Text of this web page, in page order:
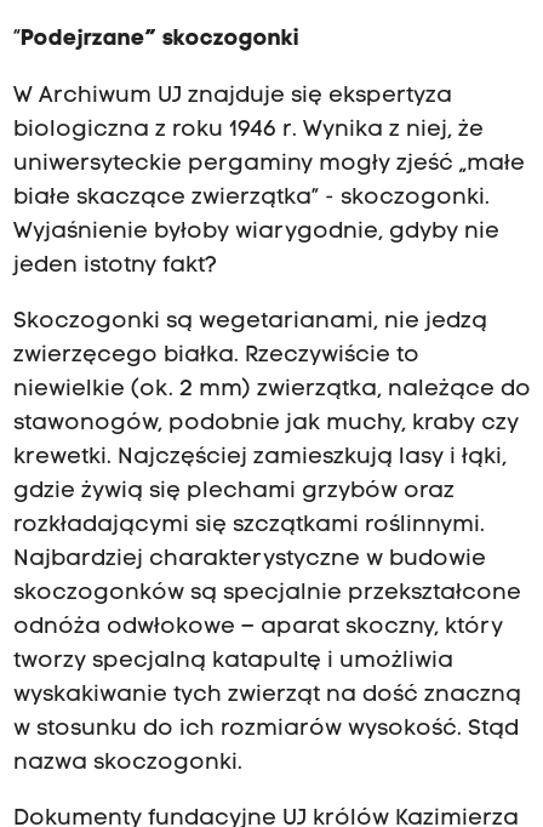
“Podejrzane” skoczogonki
W Archiwum UJ znajduje się ekspertyza
biologiczna z roku 1946 r. Wynika z niej, że
uniwersyteckie pergaminy mogły zjeść „małe
białe skaczące zwierzątka” - skoczogonki.
Wyjaśnienie byłoby wiarygodnie, gdyby nie
jeden istotny fakt?
Skoczogonki są wegetarianami, nie jedzą
zwierzęcego białka. Rzeczywiście to
niewielkie (ok. 2 mm) zwierzątka, należące do
stawonogów, podobnie jak muchy, kraby czy
krewetki. Najczęściej zamieszkują lasy i łąki,
gdzie żywią się plechami grzybów oraz
rozkładającymi się szczątkami roślinnymi.
Najbardziej charakterystyczne w budowie
skoczogonków są specjalnie przekształcone
odnóża odwłokowe – aparat skoczny, który
tworzy specjalną katapultę i umożliwia
wyskakiwanie tych zwierząt na dość znaczną
w stosunku do ich rozmiarów wysokość. Stąd
nazwa skoczogonki.
Dokumenty fundacyjne UJ królów Kazimierza